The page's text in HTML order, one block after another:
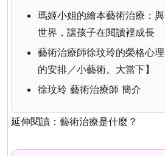
瑪姬小姐的繪本藝術治療：
世界，讓孩子在閱讀裡成長
藝術治療師徐玟玲的榮格心
的安排／小藝術。大當下】
徐玟玲 藝術治療師 簡介
延伸閱讀： 藝術治療是什麼？